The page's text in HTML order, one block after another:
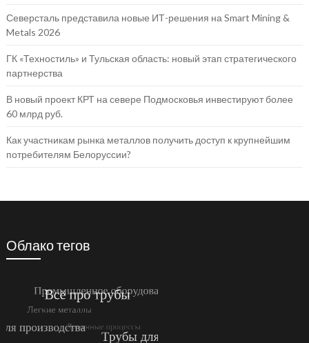
Северсталь представила новые ИТ-решения на Smart Mining &
Metals 2026
ГК «Техностиль» и Тульская область: новый этап стратегического
партнерства
В новый проект КРТ на севере Подмосковья инвестируют более
60 млрд руб.
Как участникам рынка металлов получить доступ к крупнейшим
потребителям Белоруссии?
Облако тегов